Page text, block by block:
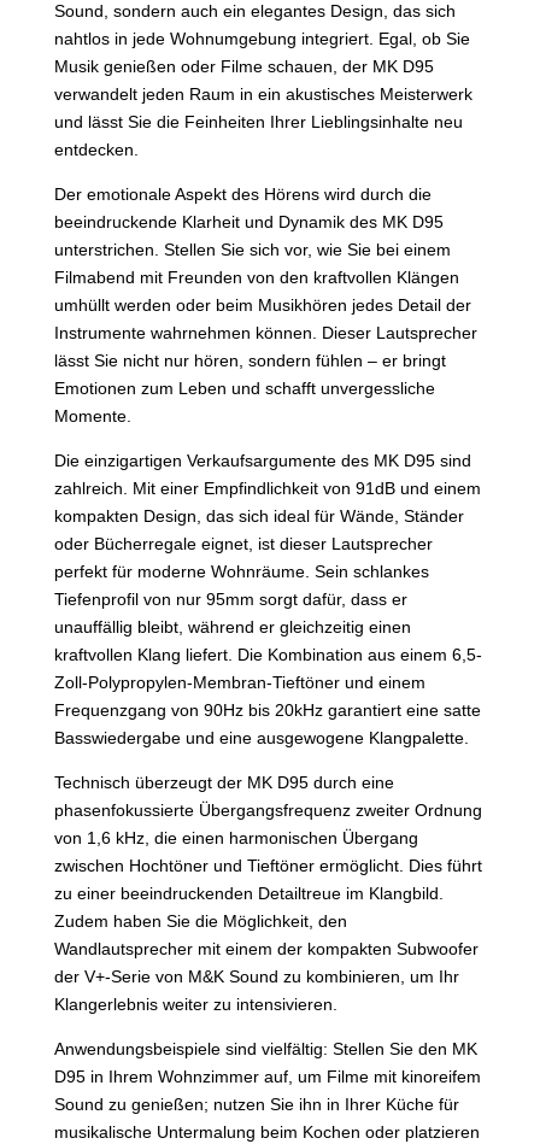
Sound, sondern auch ein elegantes Design, das sich
nahtlos in jede Wohnumgebung integriert. Egal, ob Sie
Musik genießen oder Filme schauen, der MK D95
verwandelt jeden Raum in ein akustisches Meisterwerk
und lässt Sie die Feinheiten Ihrer Lieblingsinhalte neu
entdecken.
Der emotionale Aspekt des Hörens wird durch die
beeindruckende Klarheit und Dynamik des MK D95
unterstrichen. Stellen Sie sich vor, wie Sie bei einem
Filmabend mit Freunden von den kraftvollen Klängen
umhüllt werden oder beim Musikhören jedes Detail der
Instrumente wahrnehmen können. Dieser Lautsprecher
lässt Sie nicht nur hören, sondern fühlen – er bringt
Emotionen zum Leben und schafft unvergessliche
Momente.
Die einzigartigen Verkaufsargumente des MK D95 sind
zahlreich. Mit einer Empfindlichkeit von 91dB und einem
kompakten Design, das sich ideal für Wände, Ständer
oder Bücherregale eignet, ist dieser Lautsprecher
perfekt für moderne Wohnräume. Sein schlankes
Tiefenprofil von nur 95mm sorgt dafür, dass er
unauffällig bleibt, während er gleichzeitig einen
kraftvollen Klang liefert. Die Kombination aus einem 6,5-
Zoll-Polypropylen-Membran-Tieftöner und einem
Frequenzgang von 90Hz bis 20kHz garantiert eine satte
Basswiedergabe und eine ausgewogene Klangpalette.
Technisch überzeugt der MK D95 durch eine
phasenfokussierte Übergangsfrequenz zweiter Ordnung
von 1,6 kHz, die einen harmonischen Übergang
zwischen Hochtöner und Tieftöner ermöglicht. Dies führt
zu einer beeindruckenden Detailtreue im Klangbild.
Zudem haben Sie die Möglichkeit, den
Wandlautsprecher mit einem der kompakten Subwoofer
der V+-Serie von M&K Sound zu kombinieren, um Ihr
Klangerlebnis weiter zu intensivieren.
Anwendungsbeispiele sind vielfältig: Stellen Sie den MK
D95 in Ihrem Wohnzimmer auf, um Filme mit kinoreifem
Sound zu genießen; nutzen Sie ihn in Ihrer Küche für
musikalische Untermalung beim Kochen oder platzieren